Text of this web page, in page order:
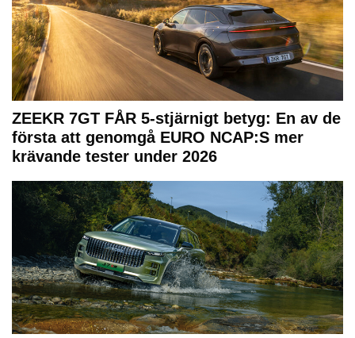
ZEEKR 7GT FÅR 5-stjärnigt betyg: En av de
första att genomgå EURO NCAP:S mer
krävande tester under 2026